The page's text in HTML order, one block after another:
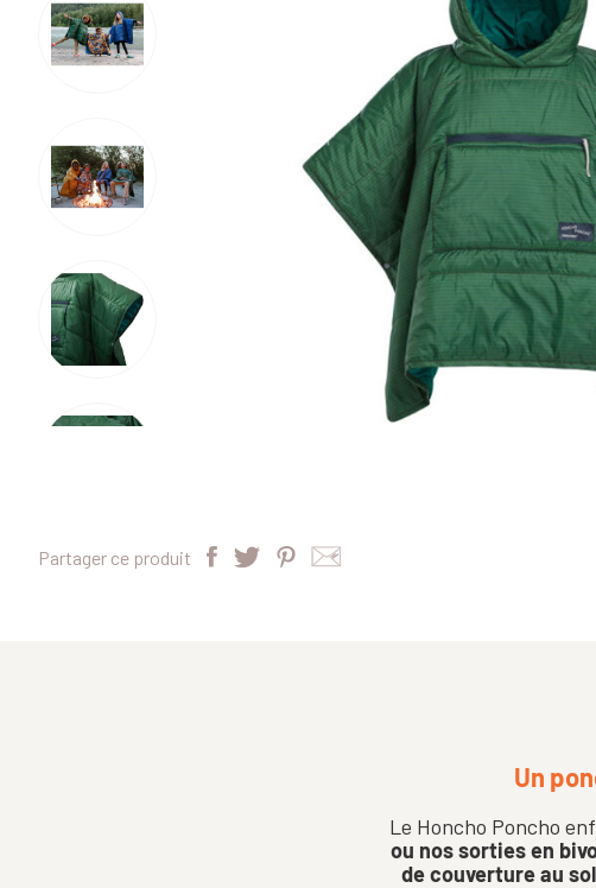
Partager ce produit
Un
Le Honcho Poncho
ou nos sorties en
de couverture au